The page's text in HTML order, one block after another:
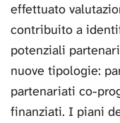
effettuato
contribuito a
potenziali
nuove tipologie:
partenariati co-
finanziati. I piani